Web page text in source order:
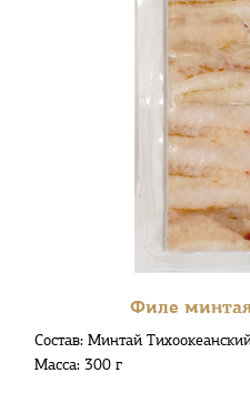
Филе
Состав: Минтай
Масса: 300 г